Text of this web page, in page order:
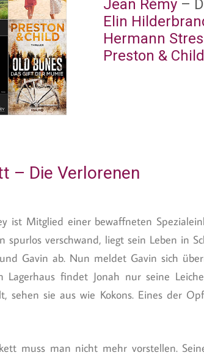
Jean Rémy –
Elin
Hermann
Preston & Child
– Die Verlorenen
ist Mitglied einer bewaffneten
spurlos verschwand, liegt sein Leben in
Gavin ab. Nun meldet Gavin sich
Lagerhaus findet Jonah nur seine
sehen sie aus wie Kokons. Eines der
muss man nicht mehr vorstellen.